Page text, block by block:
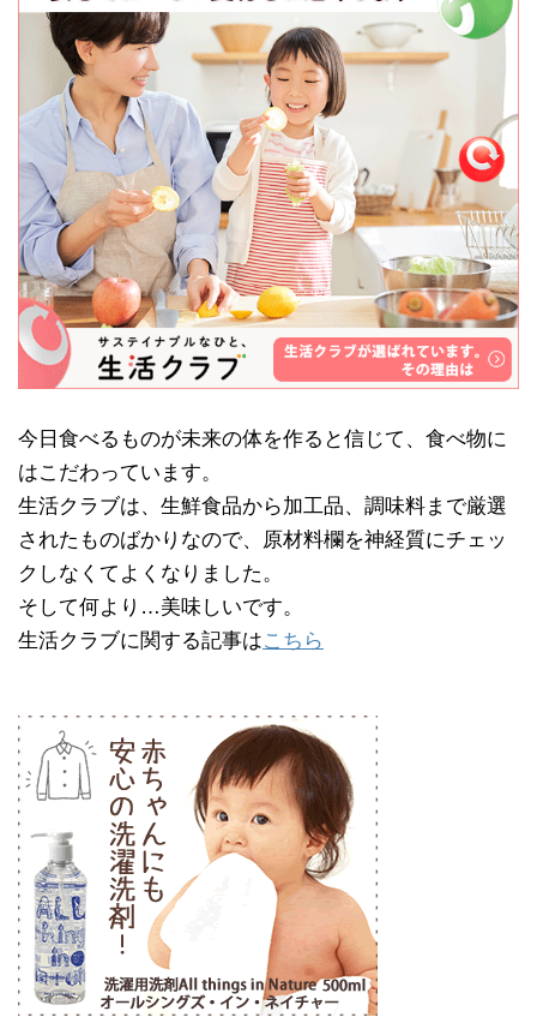
今日食べるものが未来の体を作ると信じて、食べ物に
はこだわっています。
生活クラブは、生鮮食品から加工品、調味料まで厳選
されたものばかりなので、原材料欄を神経質にチェッ
クしなくてよくなりました。
そして何より…美味しいです。
生活クラブに関する記事はこちら